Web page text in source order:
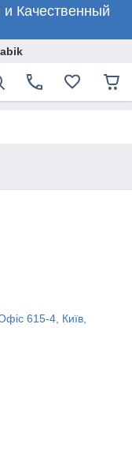
Качественный
615-4, Київ,